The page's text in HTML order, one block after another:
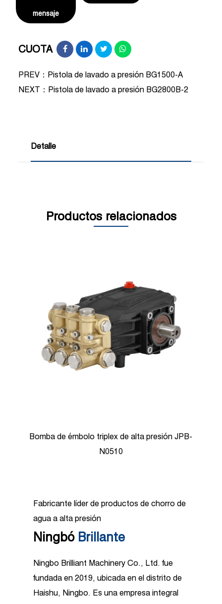
mensaje
CUOTA
PREV：Pistola de lavado a presión BG1500-A
NEXT： Pistola de lavado a presión BG2800B-2
Detalle
Productos relacionados
Bombas de émbolo de alta presión JPB-N0818
Fabricante líder de productos de chorro de
agua a alta presión
Ningbó Brillante
Ningbo Brilliant Machinery Co., Ltd. fue
fundada en 2019, ubicada en el distrito de
Haishu, Ningbo. Es una empresa integral